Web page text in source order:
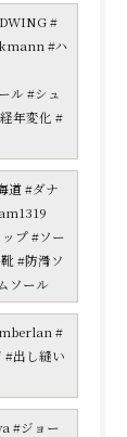
#
#ハ
ル #シュ
年変化 #
道 #ダナ
プ #ソー
#防滑ソ
ソール
#
#出し縫い
#ジョー